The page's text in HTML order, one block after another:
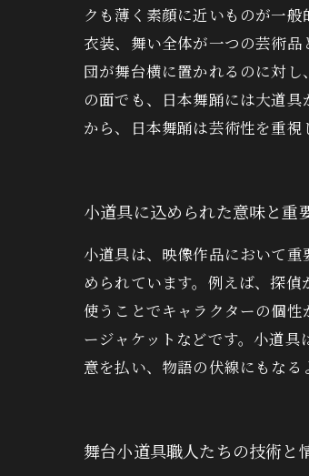
クも薄く素顔に近いものが一
衣装、舞い全体が一つの芸術
団が舞台横に置かれるのに対
の面でも、日本舞踊には大道
から、日本舞踊は芸術性を重
小道具に込められた意味と重
小道具は、映像作品において
められています。例えば、探
使うことでキャラクターの個
ージャケットなどです。小道
意を払い、物語の伏線にもなる
舞台小道具職人たちの技術と